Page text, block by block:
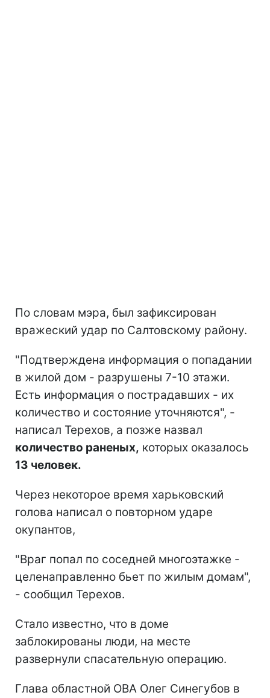
По словам мэра, был зафиксирован
вражеский удар по Салтовскому району.
"Подтверждена информация о попадании
в жилой дом - разрушены 7-10 этажи.
Есть информация о пострадавших - их
количество и состояние уточняются", -
написал Терехов, а позже назвал
количество раненых, которых оказалось
13 человек.
Через некоторое время харьковский
голова написал о повторном ударе
окупантов,
"Враг попал по соседней многоэтажке -
целенаправленно бьет по жилым домам",
- сообщил Терехов.
Стало известно, что в доме
заблокированы люди, на месте
развернули спасательную операцию.
Глава областной ОВА Олег Синегубов в